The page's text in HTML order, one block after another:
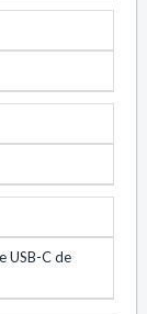
USB-C de